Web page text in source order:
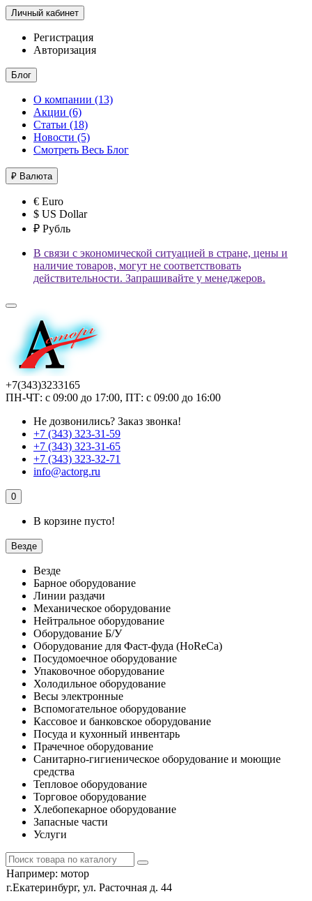
Личный кабинет
Регистрация
Авторизация
Блог
О компании (13)
Акции (6)
Статьи (18)
Новости (5)
Смотреть Весь Блог
₽ Валюта
€ Euro
$ US Dollar
₽ Рубль
В связи с экономической ситуацией в стране, цены и
наличие товаров, могут не соответствовать
действительности. Запрашивайте у менеджеров.
+7(343)3233165
ПН-ЧТ: с 09:00 до 17:00, ПТ: с 09:00 до 16:00
Не дозвонились? Заказ звонка!
+7 (343) 323-31-59
+7 (343) 323-31-65
+7 (343) 323-32-71
info@actorg.ru
0
В корзине пусто!
Везде
Везде
Барное оборудование
Линии раздачи
Механическое оборудование
Нейтральное оборудование
Оборудование Б/У
Оборудование для Фаст-фуда (HoReCa)
Посудомоечное оборудование
Упаковочное оборудование
Холодильное оборудование
Весы электронные
Вспомогательное оборудование
Кассовое и банковское оборудование
Посуда и кухонный инвентарь
Прачечное оборудование
Санитарно-гигиеническое оборудование и моющие
средства
Тепловое оборудование
Торговое оборудование
Хлебопекарное оборудование
Запасные части
Услуги
Например: мотор
г.Екатеринбург, ул. Расточная д. 44